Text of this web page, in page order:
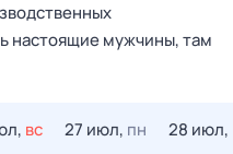
настоящие мужчины, там
вс 27 июл, пн 28 июл,